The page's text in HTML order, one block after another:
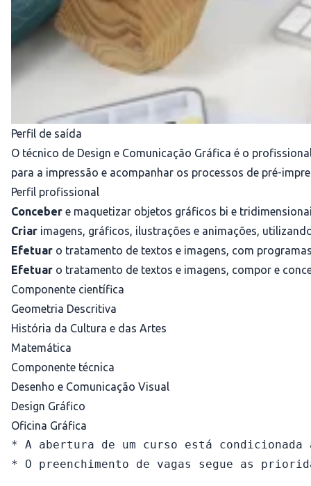
Perfil de saída
O técnico de Design e Comunicação Gráfica é o
para a impressão e acompanhar os processos de pré-
Perfil profissional
Conceber e maquetizar objetos gráficos bi e
Criar imagens, gráficos, ilustrações e animações,
Efetuar o tratamento de textos e imagens, com
Efetuar o tratamento de textos e imagens, compor e
Componente científica
Geometria Descritiva
História da Cultura e das Artes
Matemática
Componente técnica
Desenho e Comunicação Visual
Design Gráfico
Oficina Gráfica
* A abertura de um curso está
* O preenchimento de vagas segue as